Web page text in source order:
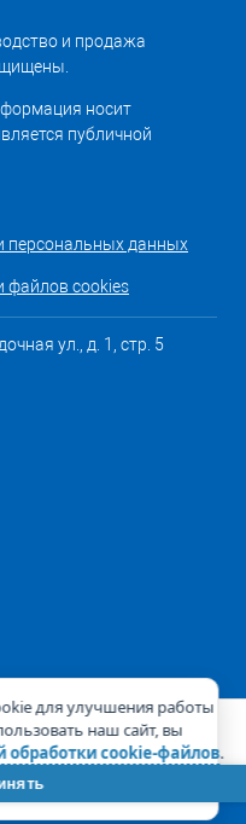
и продажа
носит
публичной
персональных данных
файлов cookies
ул., д. 1, стр. 5
0
для улучшения работы
наш сайт, вы
обработки cookie-файлов.